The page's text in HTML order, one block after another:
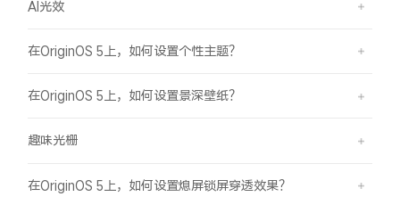
AI光效
在OriginOS 5上，如何设置个性主题？
在OriginOS 5上，如何设置景深壁纸？
趣味光栅
在OriginOS 5上，如何设置熄屏锁屏穿透效果？